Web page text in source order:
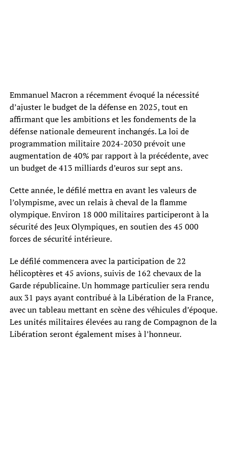
Emmanuel Macron a récemment évoqué la nécessité
d’ajuster le budget de la défense en 2025, tout en
affirmant que les ambitions et les fondements de la
défense nationale demeurent inchangés. La loi de
programmation militaire 2024-2030 prévoit une
augmentation de 40% par rapport à la précédente, avec
un budget de 413 milliards d’euros sur sept ans.
Cette année, le défilé mettra en avant les valeurs de
l’olympisme, avec un relais à cheval de la flamme
olympique. Environ 18 000 militaires participeront à la
sécurité des Jeux Olympiques, en soutien des 45 000
forces de sécurité intérieure.
Le défilé commencera avec la participation de 22
hélicoptères et 45 avions, suivis de 162 chevaux de la
Garde républicaine. Un hommage particulier sera rendu
aux 31 pays ayant contribué à la Libération de la France,
avec un tableau mettant en scène des véhicules d’époque.
Les unités militaires élevées au rang de Compagnon de la
Libération seront également mises à l’honneur.